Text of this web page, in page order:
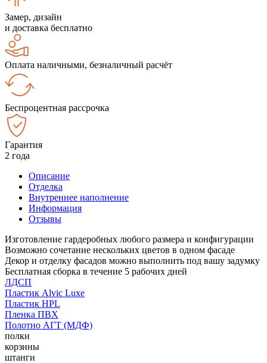
Замер, дизайн
и доставка бесплатно
Оплата наличными, безналичный расчёт
Беспроцентная рассрочка
Гарантия
2 года
Описание
Отделка
Внутреннее наполнение
Информация
Отзывы
Изготовление гардеробных любого размера и конфигурации
Возможно сочетание нескольких цветов в одном фасаде
Декор и отделку фасадов можно выполнить под вашу задумку
Бесплатная сборка в течение 5 рабочих дней
ЛДСП
Пластик Alvic Luxe
Пластик HPL
Пленка ПВХ
Полотно АГТ (МДФ)
полки
корзины
штанги